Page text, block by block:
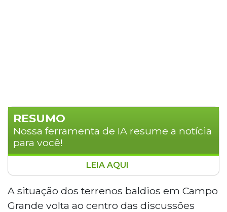
RESUMO
Nossa ferramenta de IA resume a notícia
para você!
A Câmara Municipal de Campo Grande realiza
nesta segunda-feira (6), às 9 horas, uma
audiência pública para debater os impactos
LEIA AQUI
A situação dos terrenos baldios em Campo
Grande volta ao centro das discussões